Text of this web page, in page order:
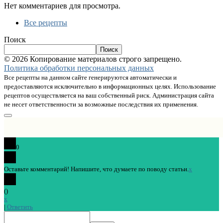
Нет комментариев для просмотра.
Все рецепты
Поиск
Поиск
© 2026 Копирование материалов строго запрещено.
Политика обработки персональных данных
Все рецепты на данном сайте генерируются автоматически и
предоставляются исключительно в информационных целях. Использование
рецептов осуществляется на ваш собственный риск. Администрация сайта
не несет ответственности за возможные последствия их применения.
0
Оставьте комментарий! Напишите, что думаете по поводу статьи. x
()
x
| Ответить